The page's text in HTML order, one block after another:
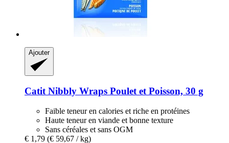
Ajouter
Catit Nibbly Wraps Poulet et Poisson, 30 g
Faible teneur en calories et riche en protéines
Haute teneur en viande et bonne texture
Sans céréales et sans OGM
€ 1,79 (€ 59,67 / kg)